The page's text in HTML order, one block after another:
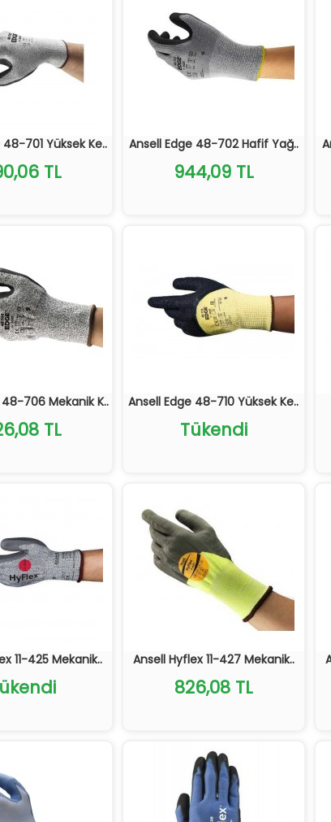
701 Yüksek Ke..
TL
Ansell Edge 48-702 Hafif Yağ..
944,09 TL
706 Mekanik K..
TL
Ansell Edge 48-710 Yüksek Ke..
Tükendi
11-425 Mekanik.. Ansell Hyflex 11-427 Mekanik..
826,08 TL